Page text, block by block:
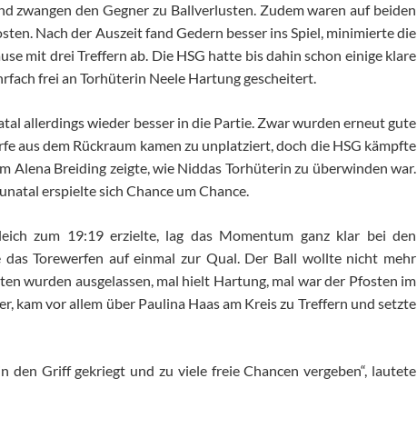
zwangen den Gegner zu Ballverlusten. Zudem waren auf beiden
Nach der Auszeit fand Gedern besser ins Spiel, minimierte die
mit drei Treffern ab. Die HSG hatte bis dahin schon einige klare
frei an Torhüterin Neele Hartung gescheitert.
allerdings wieder besser in die Partie. Zwar wurden erneut gute
aus dem Rückraum kamen zu unplatziert, doch die HSG kämpfte
Alena Breiding zeigte, wie Niddas Torhüterin zu überwinden war.
erspielte sich Chance um Chance.
zum 19:19 erzielte, lag das Momentum ganz klar bei den
Torewerfen auf einmal zur Qual. Der Ball wollte nicht mehr
wurden ausgelassen, mal hielt Hartung, mal war der Pfosten im
kam vor allem über Paulina Haas am Kreis zu Treffern und setzte
den Griff gekriegt und zu viele freie Chancen vergeben“, lautete